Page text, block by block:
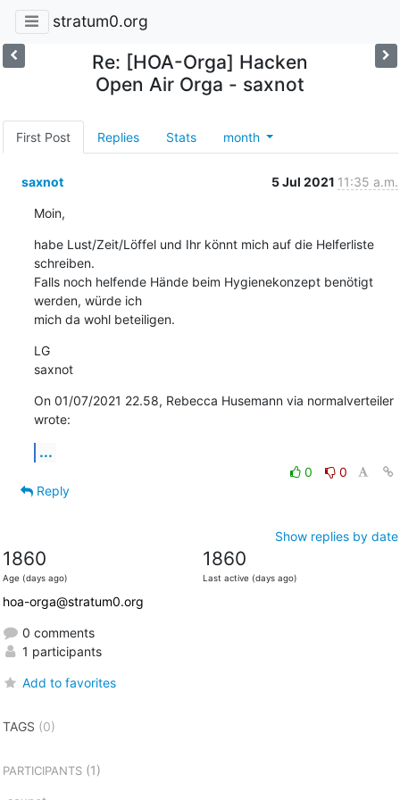
stratum0.org
Re: [HOA-Orga] Hacken
Open Air Orga - saxnot
First Post Replies Stats month
saxnot 5 Jul 2021 11:35 a.m.
Moin,
habe Lust/Zeit/Löffel und Ihr könnt mich auf die Helferliste
schreiben.
Falls noch helfende Hände beim Hygienekonzept benötigt
werden, würde ich
mich da wohl beteiligen.
LG
saxnot
On 01/07/2021 22.58, Rebecca Husemann via normalverteiler
wrote:
...
0
0
Reply
Show replies by date
1860
Age (days ago)
1860
Last active (days ago)
hoa-orga@stratum0.org
0 comments
1 participants
Add to favorites
TAGS (0)
PARTICIPANTS(1)